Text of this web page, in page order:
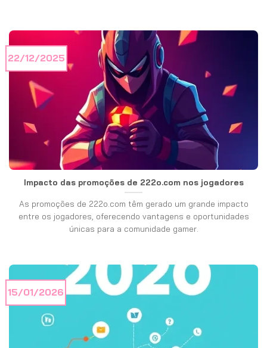
Impacto das promoções de 222o.com nos jogadores
As promoções de 222o.com têm gerado um grande impacto
entre os jogadores, oferecendo vantagens e oportunidades
únicas para a comunidade gamer.
22/12/2025
15/01/2026